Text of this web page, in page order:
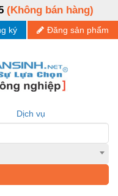
(Không bán hàng)
Đăng sản phẩm
ký
Dịch vụ